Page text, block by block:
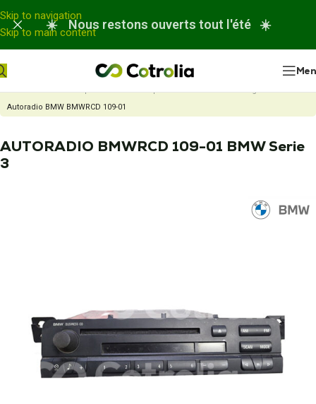
Panneau de gestion des cookies
Skip to navigation
Skip to main content
☀️ Nous restons ouverts tout l'été ☀️
Accueil Nos réparations
Réparation autoradio ou chargeur CD
Autoradio BMW BMWRCD 109-01
AUTORADIO BMWRCD 109-01 BMW Serie
3